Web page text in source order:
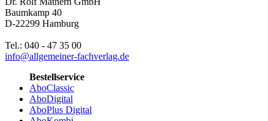
Baumkamp 40
D-22299 Hamburg
Tel.: 040 - 47 35 00
info@allgemeiner-fachverlag.de
Bestellservice
AboClassic
AboDigital
AboPlus Digital